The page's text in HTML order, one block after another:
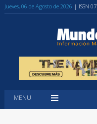
Jueves, 06 de Agosto de 2026 | ISSN
MENU